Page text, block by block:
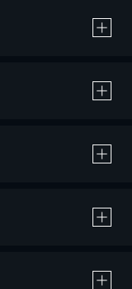
作品の購入 / レンタルです。
20％のポイント還元です。